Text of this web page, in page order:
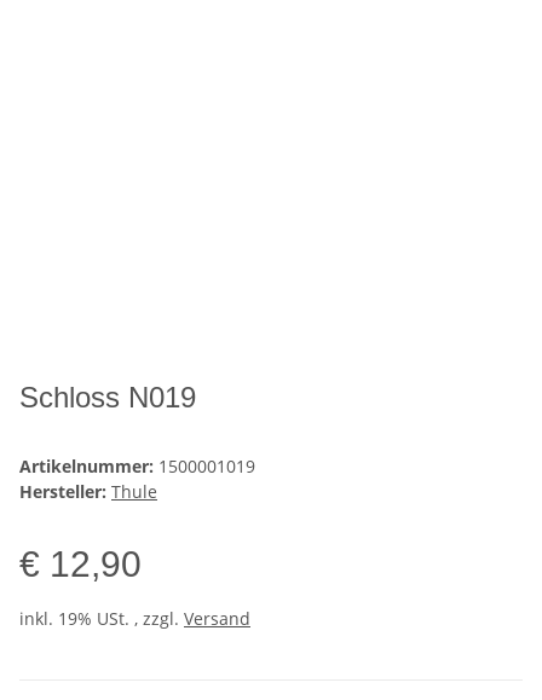
Schloss N019
Artikelnummer: 1500001019
Hersteller: Thule
€ 12,90
inkl. 19% USt. , zzgl. Versand